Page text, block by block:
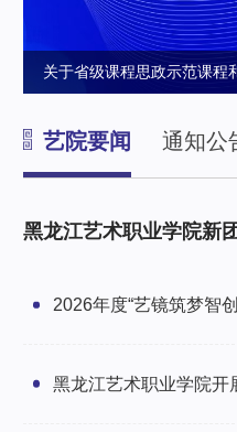
关于省级课程思政示范课程
艺院要闻 通知公
黑龙江艺术职业学院新
2026年度“艺镜筑梦智
培训班圆满举办
黑龙江艺术职业学院开